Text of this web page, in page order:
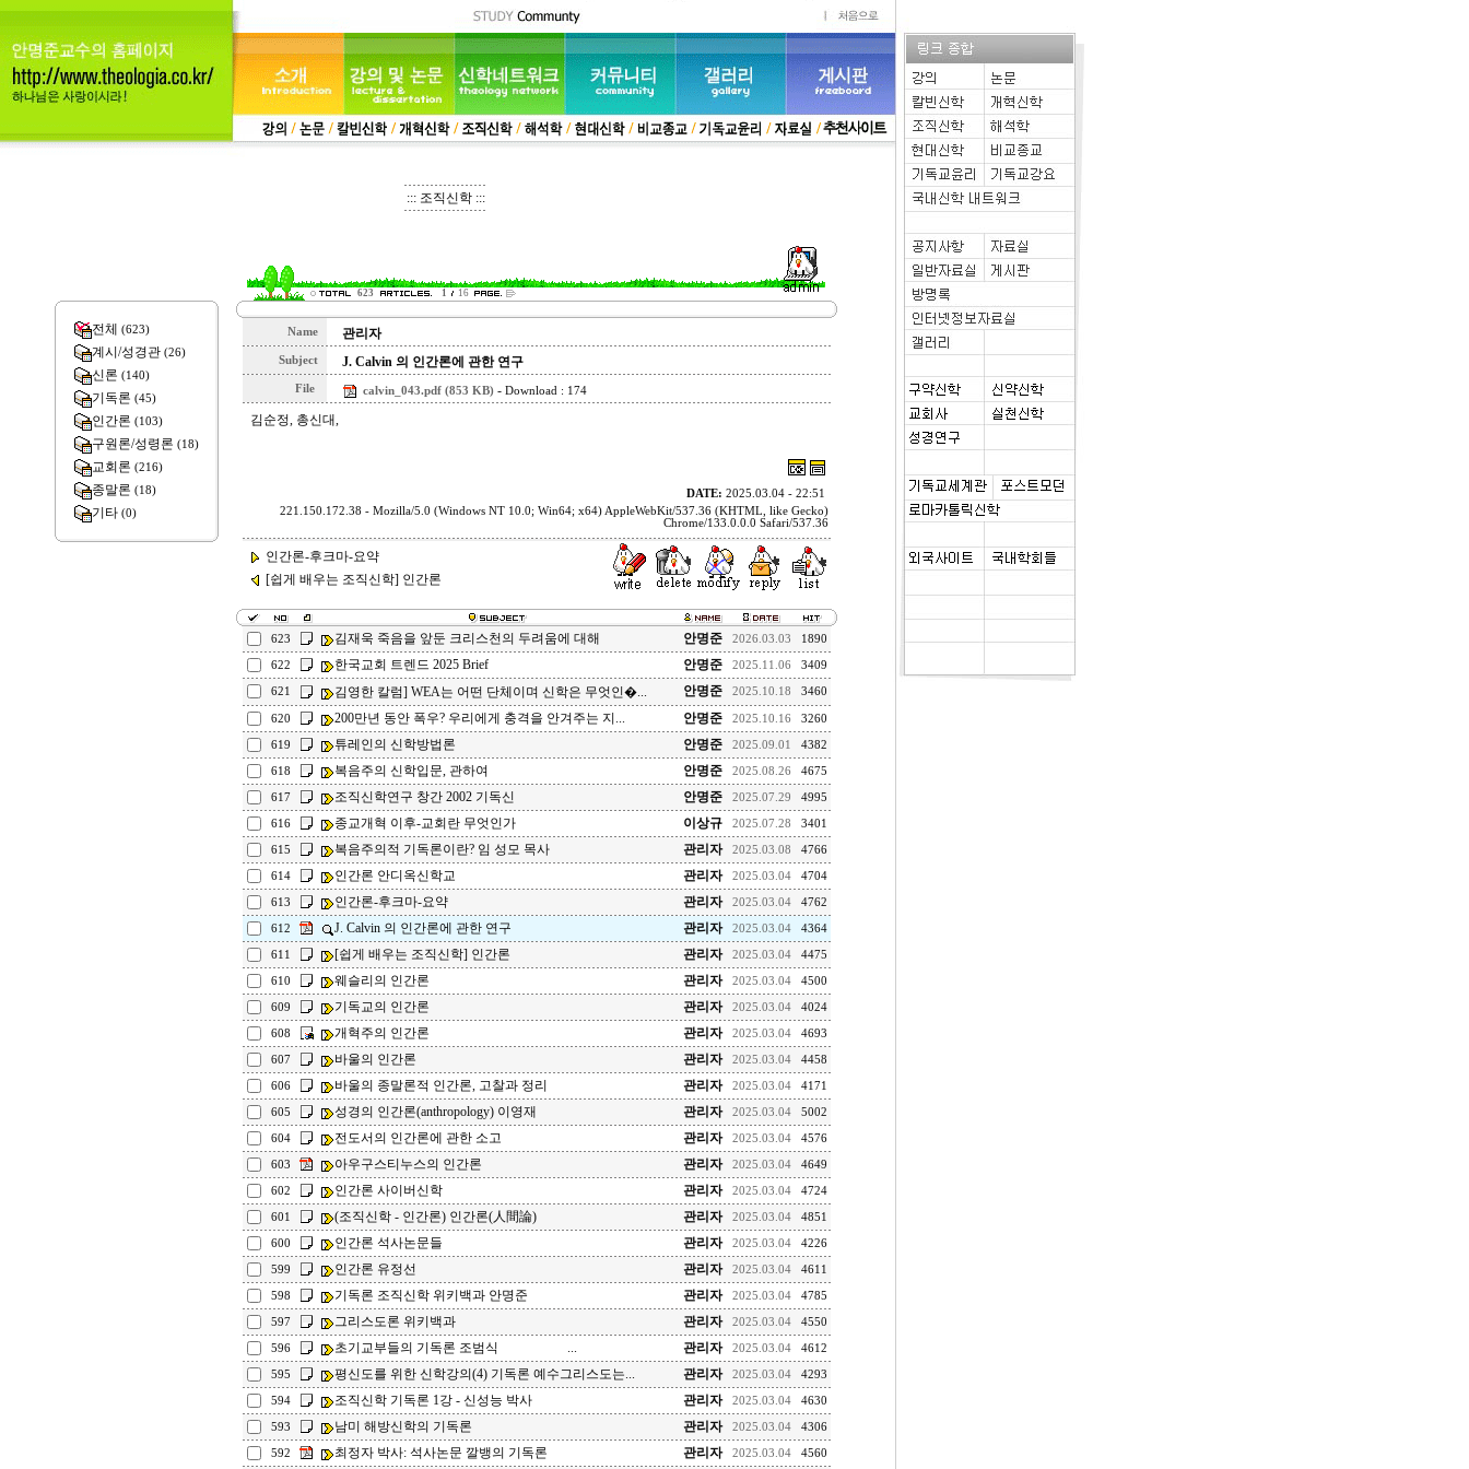
::: 조직신학 :::
623 1 16
전체 (623)
계시/성경관 (26)
신론 (140)
기독론 (45)
인간론 (103)
구원론/성령론 (18)
교회론 (216)
종말론 (18)
기타 (0)
Name 관리자
Subject J. Calvin 의 인간론에 관한 연구
File calvin_043.pdf (853 KB)- Download : 174
김순정, 총신대,
DATE: 2025.03.04 - 22:51
221.150.172.38 - Mozilla/5.0 (Windows NT 10.0; Win64; x64) AppleWebKit/537.36 (KHTML, like Gecko)
Chrome/133.0.0.0 Safari/537.36
인간론-후크마-요약
[쉽게 배우는 조직신학] 인간론
623 김재욱 죽음을 앞둔 크리스천의 두려움에 대해 안명준 2026.03.03 1890
622 한국교회 트렌드 2025 Brief 안명준 2025.11.06 3409
621 김영한 칼럼] WEA는 어떤 단체이며 신학은 무엇인�... 안명준 2025.10.18 3460
620 200만년 동안 폭우? 우리에게 충격을 안겨주는 지... 안명준 2025.10.16 3260
619 튜레인의 신학방법론 안명준 2025.09.01 4382
618 복음주의 신학입문, 관하여 안명준 2025.08.26 4675
617 조직신학연구 창간 2002 기독신 안명준 2025.07.29 4995
616 종교개혁 이후-교회란 무엇인가 이상규 2025.07.28 3401
615 복음주의적 기독론이란? 임 성모 목사 관리자 2025.03.08 4766
614 인간론 안디옥신학교 관리자 2025.03.04 4704
613 인간론-후크마-요약 관리자 2025.03.04 4762
612 J. Calvin 의 인간론에 관한 연구 관리자 2025.03.04 4364
611 [쉽게 배우는 조직신학] 인간론 관리자 2025.03.04 4475
610 웨슬리의 인간론 관리자 2025.03.04 4500
609 기독교의 인간론 관리자 2025.03.04 4024
608 개혁주의 인간론 관리자 2025.03.04 4693
607 바울의 인간론 관리자 2025.03.04 4458
606 바울의 종말론적 인간론, 고찰과 정리 관리자 2025.03.04 4171
605 성경의 인간론(anthropology) 이영재 관리자 2025.03.04 5002
604 전도서의 인간론에 관한 소고 관리자 2025.03.04 4576
603 아우구스티누스의 인간론 관리자 2025.03.04 4649
602 인간론 사이버신학 관리자 2025.03.04 4724
601 (조직신학 - 인간론) 인간론(人間論) 관리자 2025.03.04 4851
600 인간론 석사논문들 관리자 2025.03.04 4226
599 인간론 유정선 관리자 2025.03.04 4611
598 기독론 조직신학 위키백과 안명준 관리자 2025.03.04 4785
597 그리스도론 위키백과 관리자 2025.03.04 4550
596 초기교부들의 기독론 조범식 ... 관리자 2025.03.04 4612
595 평신도를 위한 신학강의(4) 기독론 예수그리스도는... 관리자 2025.03.04 4293
594 조직신학 기독론 1강 - 신성능 박사 관리자 2025.03.04 4630
593 남미 해방신학의 기독론 관리자 2025.03.04 4306
592 최정자 박사: 석사논문 깔뱅의 기독론 관리자 2025.03.04 4560